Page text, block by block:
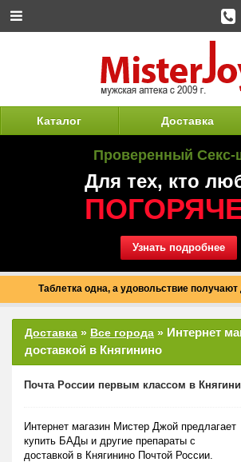
Каталог Доставка
Проверенный Секс-
Для тех, кто
Узнать подробнее
Таблетка одна, а удовольствие получают
Доставка » Все города » Интернет
доставкой в Княгинино
Почта России первым классом в
Интернет магазин Мистер Джой предлагает
купить БАДы и другие препараты с
доставкой в Княгинино Почтой России.